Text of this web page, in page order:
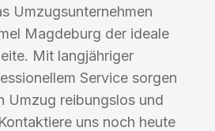
Umzugsunternehmen
Magdeburg der ideale
Mit langjähriger
Service sorgen
Umzug reibungslos und
uns noch heute